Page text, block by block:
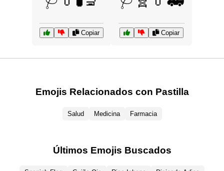
Copiar Copiar
Emojis Relacionados con Pastilla
Salud Medicina Farmacia
Últimos Emojis Buscados